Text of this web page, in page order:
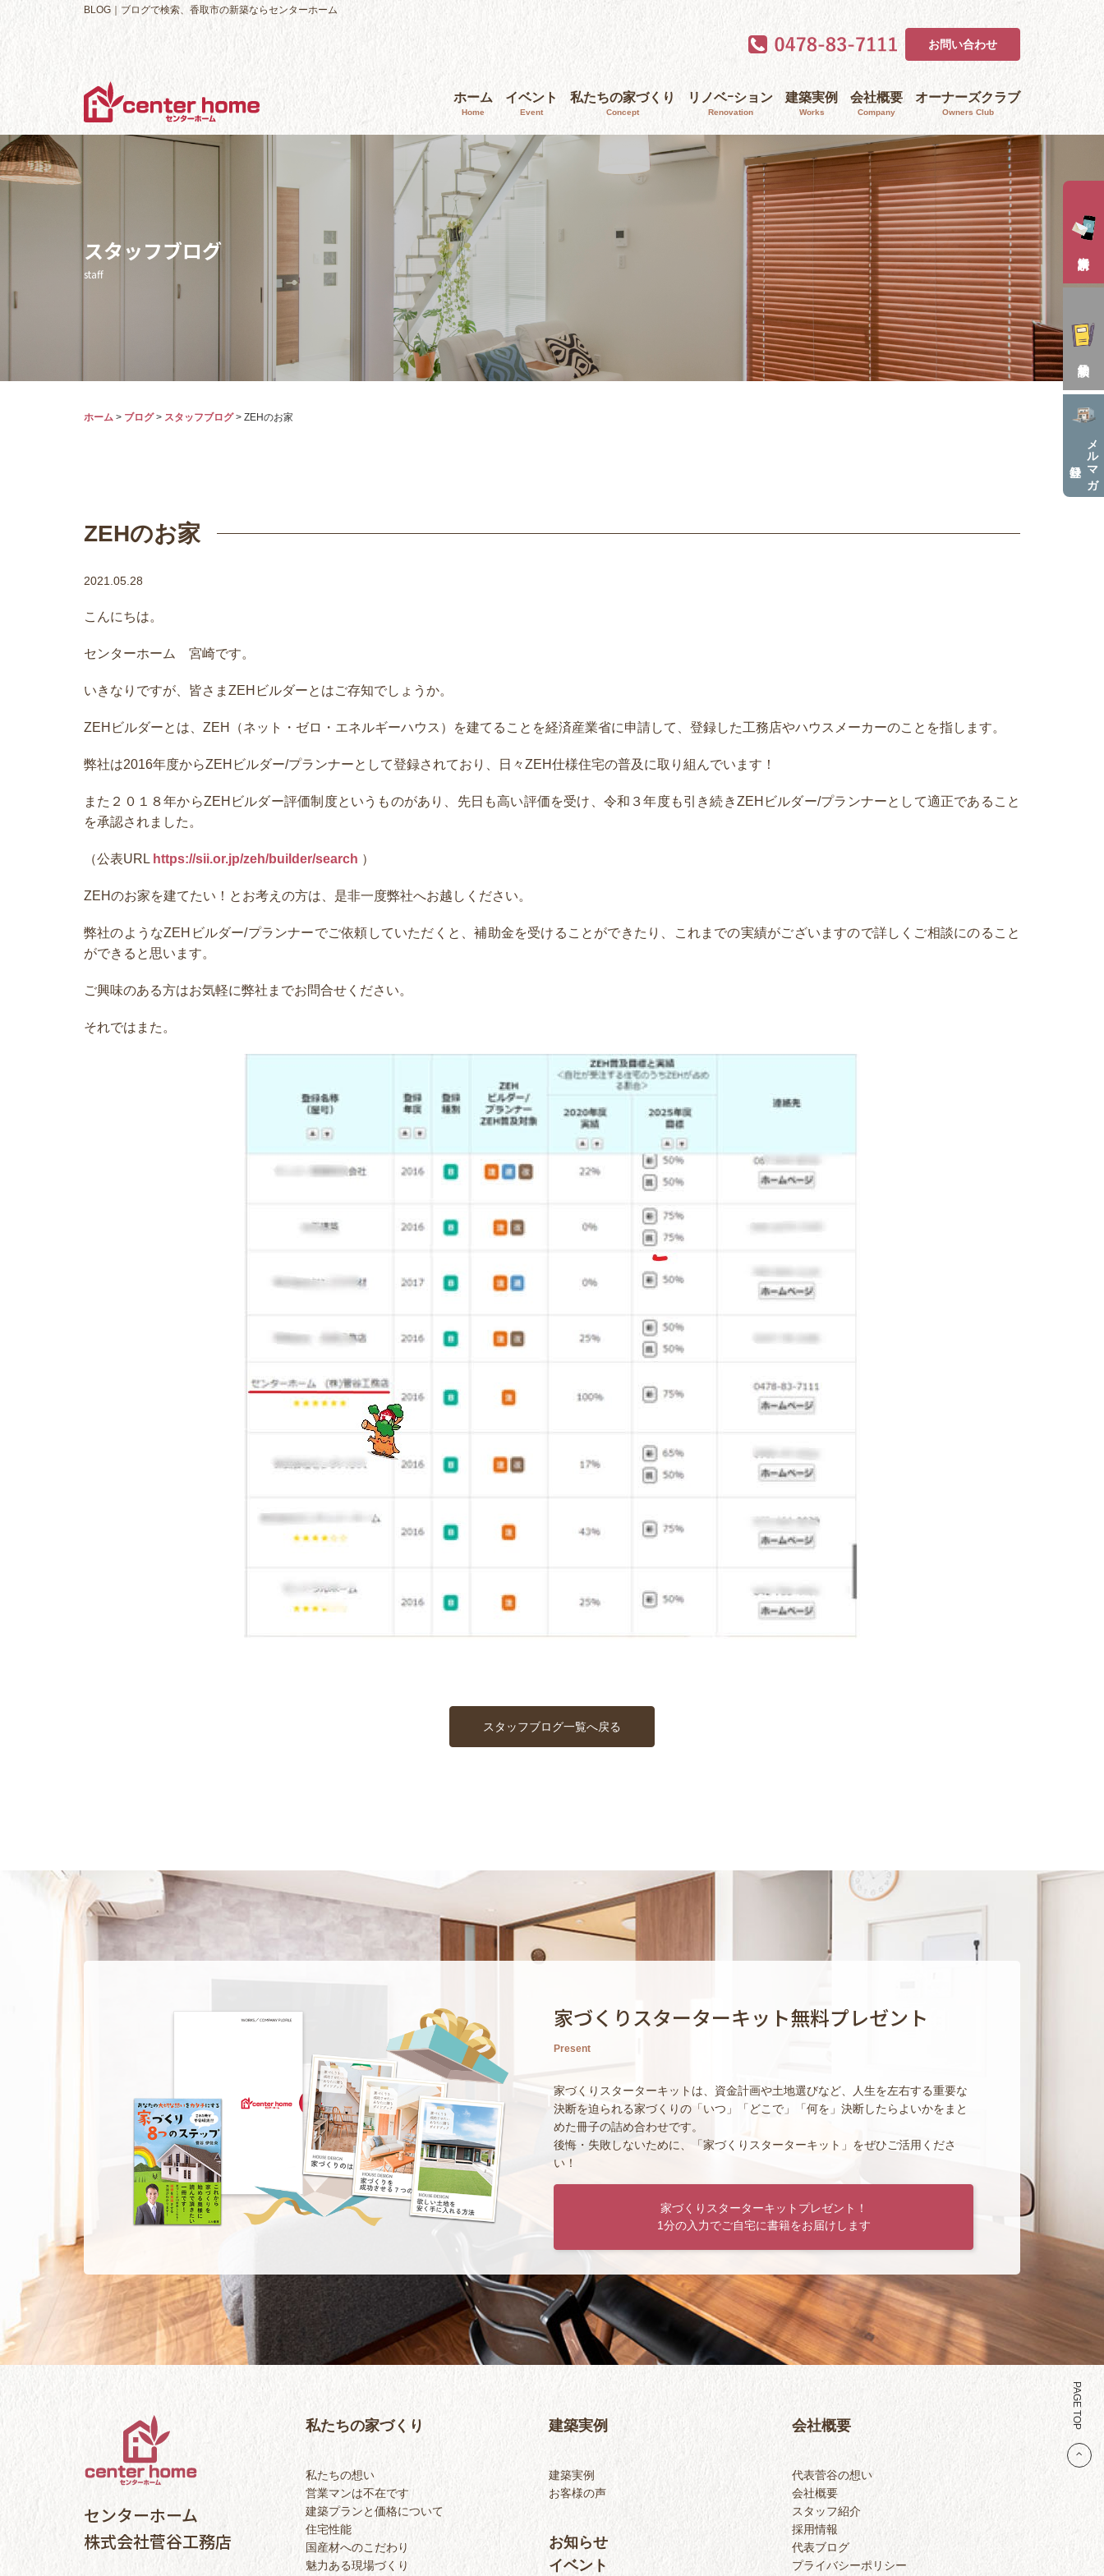
BLOG｜ブログで検索、香取市の新築ならセンターホーム
お問い合わせ
ホーム
Home
イベント
Event
私たちの家づくり
Concept
リノベｰション
Renovation
建築実例
Works
会社概要
Company
オーナーズクラブ
Owners Club
メルマガ
スタッフブログ
staff
ホーム > ブログ> スタッフブログ> ZEHのお家
ZEHのお家
2021.05.28
こんにちは。
センターホーム 宮崎です。
いきなりですが、皆さまZEHビルダーとはご存知でしょうか。
ZEHビルダーとは、ZEH（ネット・ゼロ・エネルギーハウス）を建てることを経済産業省に申請して、登録した工務店やハウスメーカーのことを指します。
弊社は2016年度からZEHビルダー/プランナーとして登録されており、日々ZEH仕様住宅の普及に取り組んでいます！
また２０１８年からZEHビルダー評価制度というものがあり、先日も高い評価を受け、令和３年度も引き続きZEHビルダー/プランナーとして適正であること
を承認されました。
（公表URL https://sii.or.jp/zeh/builder/search ）
ZEHのお家を建てたい！とお考えの方は、是非一度弊社へお越しください。
弊社のようなZEHビルダー/プランナーでご依頼していただくと、補助金を受けることができたり、これまでの実績がございますので詳しくご相談にのること
ができると思います。
ご興味のある方はお気軽に弊社までお問合せください。
それではまた。
スタッフブログ一覧へ戻る
家づくりスターターキット無料プレゼント
Present
家づくりスターターキットは、資金計画や土地選びなど、人生を左右する重要な
決断を迫られる家づくりの「いつ」「どこで」「何を」決断したらよいかをまと
めた冊子の詰め合わせです。
後悔・失敗しないために、「家づくりスターターキット」をぜひご活用くださ
い！
家づくりスターターキットプレゼント！
1分の入力でご自宅に書籍をお届けします
PAGE TOP
センターホーム
株式会社菅谷工務店
私たちの家づくり
私たちの想い
営業マンは不在です
建築プランと価格について
住宅性能
国産材へのこだわり
魅力ある現場づくり
建築実例
建築実例
お客様の声
お知らせ
イベント
会社概要
代表菅谷の想い
会社概要
スタッフ紹介
採用情報
代表ブログ
プライバシーポリシー